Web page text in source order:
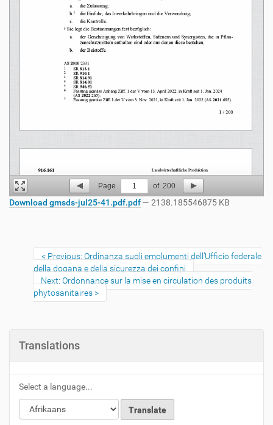
Page 1 of 200
Download gmsds-jul25-41.pdf.pdf— 2138.185546875 KB
Previous: Ordinanza sugli emolumenti dell’Ufficio federale
della dogana e della sicurezza dei confini
Next: Ordonnance sur la mise en circulation des produits
phytosanitaires
Translations
Select a language...